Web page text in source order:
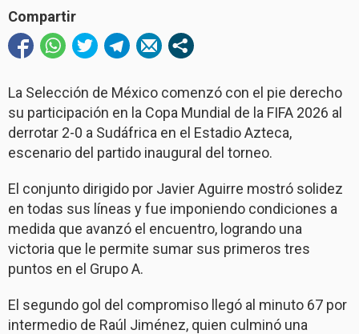
Compartir
La Selección de México comenzó con el pie derecho
su participación en la Copa Mundial de la FIFA 2026 al
derrotar 2-0 a Sudáfrica en el Estadio Azteca,
escenario del partido inaugural del torneo.
El conjunto dirigido por Javier Aguirre mostró solidez
en todas sus líneas y fue imponiendo condiciones a
medida que avanzó el encuentro, logrando una
victoria que le permite sumar sus primeros tres
puntos en el Grupo A.
El segundo gol del compromiso llegó al minuto 67 por
intermedio de Raúl Jiménez, quien culminó una